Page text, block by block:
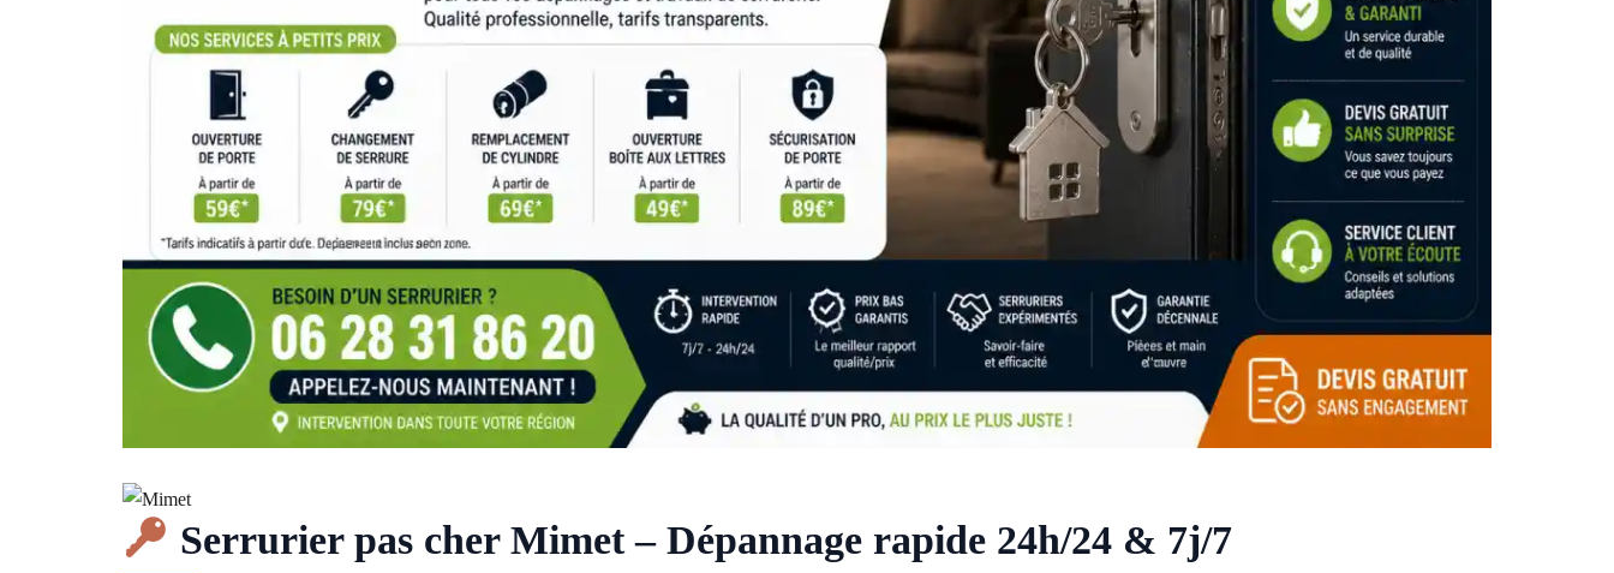
Serrurier pas cher Mimet – Dépannage rapide 24h/24 & 7j/7